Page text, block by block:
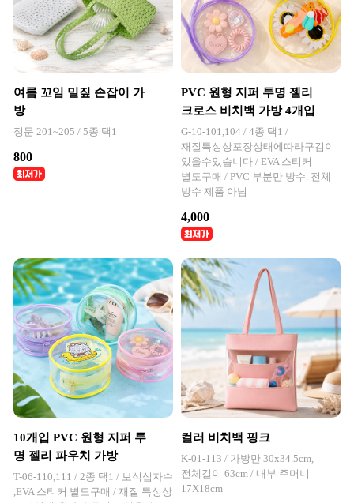
여름 꼬임 밀짚 손잡이 가
방
정문 201~205 / 5종 택1
800
PVC 원형 지퍼 투명 젤리
크로스 비치백 가방 4개입
G-10-101,104 / 4종 택1 /
재질특성상포장상태에따라구김이
있을수있습니다 / EVA 스티커
별도구매 / PVC 부분만 방수. 전체
방수 제품 아님
4,000
10개입 PVC 원형 지퍼 투
명 젤리 파우치 가방
T-06-110,111 / 2종 택1 / 보석십자수
,EVA 스티커 별도구매 / 재질 특성상
컬러 비치백 핑크
K-01-113 / 가방만 30x34.5cm,
전체길이 63cm / 내부 주머니
17X18cm